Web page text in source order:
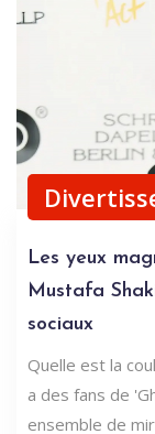
Les yeux
Mustafa
sociaux
Quelle est la
a des fans de
ensemble de